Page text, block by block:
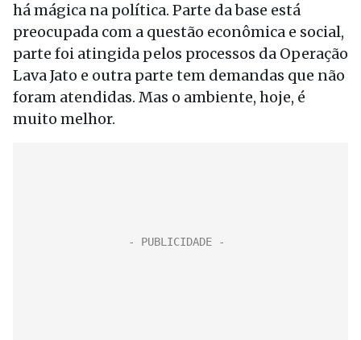
há mágica na política. Parte da base está
preocupada com a questão econômica e social,
parte foi atingida pelos processos da Operação
Lava Jato e outra parte tem demandas que não
foram atendidas. Mas o ambiente, hoje, é
muito melhor.